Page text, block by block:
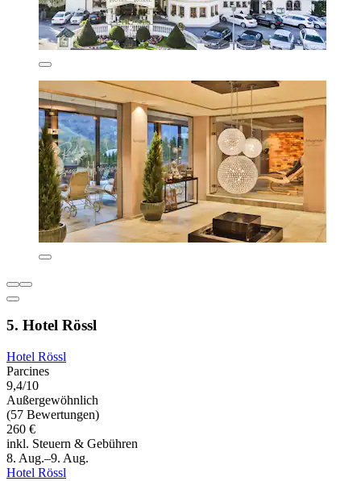
5. Hotel Rössl
Hotel Rössl
Parcines
9,4/10
Außergewöhnlich
(57 Bewertungen)
260 €
inkl. Steuern & Gebühren
8. Aug.–9. Aug.
Hotel Rössl